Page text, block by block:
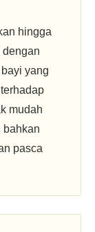
hingga
dengan
yang
mudah
bahkan
pasca